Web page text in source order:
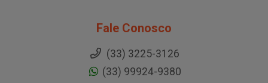
Fale Conosco
(33) 3225-3126
(33) 99924-9380